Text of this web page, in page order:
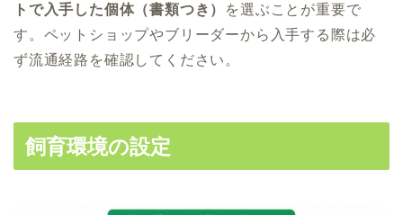
トで入手した個体（書類つき）
を選ぶことが重要で
す。ペットショップやブリーダーから入手する際は必
ず流通経路を確認してください。
飼育環境の設定